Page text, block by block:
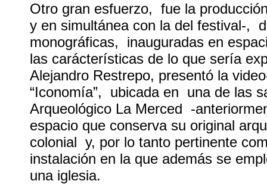
Otro gran esfuerzo, fue la
y en simultánea con la del festival-,
monográficas, inauguradas en
las carácterísticas de lo que sería
Alejandro Restrepo, presentó la
“Iconomía”, ubicada en una de las
Arqueológico La Merced -
espacio que conserva su original
colonial y, por lo tanto pertinente
instalación en la que además se
una iglesia.